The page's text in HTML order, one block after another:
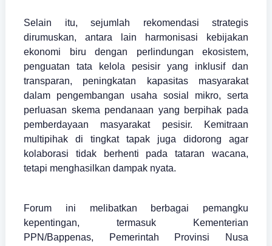
Selain itu, sejumlah rekomendasi strategis
dirumuskan, antara lain harmonisasi kebijakan
ekonomi biru dengan perlindungan ekosistem,
penguatan tata kelola pesisir yang inklusif dan
transparan, peningkatan kapasitas masyarakat
dalam pengembangan usaha sosial mikro, serta
perluasan skema pendanaan yang berpihak pada
pemberdayaan masyarakat pesisir. Kemitraan
multipihak di tingkat tapak juga didorong agar
kolaborasi tidak berhenti pada tataran wacana,
tetapi menghasilkan dampak nyata.
Forum ini melibatkan berbagai pemangku
kepentingan, termasuk Kementerian
PPN/Bappenas, Pemerintah Provinsi Nusa